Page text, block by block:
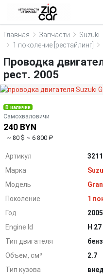
Главная Запчасти Suzuki
1 поколение [рестайлинг]
Проводка
рест. 2005
В наличии
Самохваловичи
240 BYN
~ 80 $ ~ 6 800 ₽
Артикул
Марка
Модель
Поколение
1
Год
2005
Engine Id
H 27
Тип двигателя
Объем, см³
2.7
Тип кузова